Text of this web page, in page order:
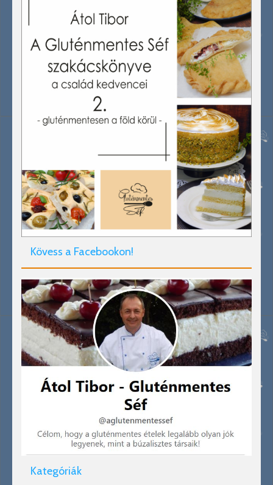
Kövess a Facebookon!
Kategóriák